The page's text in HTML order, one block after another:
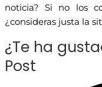
noticia? Si no los
¿consideras justa la
¿Te ha
Post